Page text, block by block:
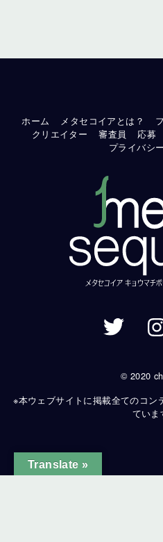
ホーム メタセコイアとは？
クリエイター
審査員 応募
プライバシ
© 2020
※本ウェブサイトに掲載全てのコ
ていま
Translate »